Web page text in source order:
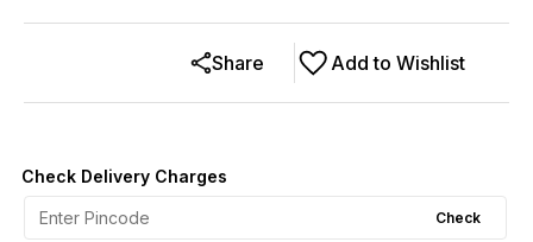
Add to Wishlist
Share
Check Delivery Charges
Check